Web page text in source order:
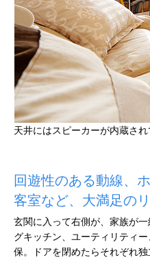
天井にはスピーカーが内蔵さ
回遊性のある動線、
客室など、大満足の
玄関に入って右側が、家族が
グキッチン、ユーティリティ
保。ドアを閉めたらそれぞれ